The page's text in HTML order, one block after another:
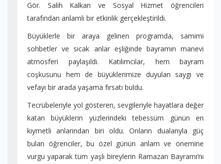
Gör. Salih Kalkan ve Sosyal Hizmet öğrencileri
tarafından anlamlı bir etkinlik gerçekleştirildi.
Büyüklerle bir araya gelinen programda, samimi
sohbetler ve sıcak anlar eşliğinde bayramın manevi
atmosferi paylaşıldı. Katılımcılar, hem bayram
coşkusunu hem de büyüklerimize duyulan saygı ve
vefayı bir arada yaşama fırsatı buldu.
Tecrübeleriyle yol gösteren, sevgileriyle hayatlara değer
katan büyüklerin yüzlerindeki tebessüm günün en
kıymetli anlarından biri oldu. Onların dualarıyla güç
bulan öğrenciler, bu özel günün anlam ve önemine
vurgu yaparak tüm yaşlı bireylerin Ramazan Bayramı’nı